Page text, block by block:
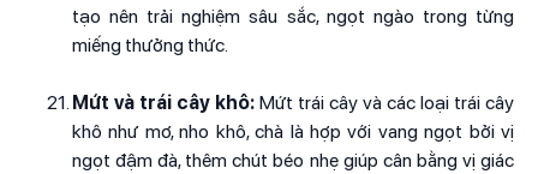
tạo nên trải nghiệm sâu sắc, ngọt ngào trong từng
miếng thưởng thức.
Mứt và trái cây khô: Mứt trái cây và các loại trái cây
khô như mơ, nho khô, chà là hợp với vang ngọt bởi vị
ngọt đậm đà, thêm chút béo nhẹ giúp cân bằng vị giác